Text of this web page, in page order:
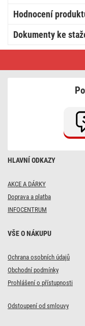
Hodnocení
Dokumenty ke
baterie
HLAVNÍ ODKAZY
AKCE A DÁRKY
Doprava a platba
INFOCENTRUM
VŠE O NÁKUPU
Ochrana osobních údajů
Obchodní podmínky
Prohlášení o přístupnosti
Odstoupení od smlouvy